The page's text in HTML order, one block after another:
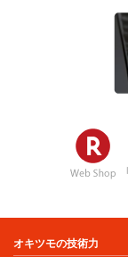
オキツモの技術力